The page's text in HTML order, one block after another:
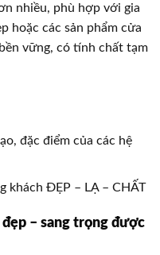
nhiều, phù hợp với gia
hoặc các sản phẩm cửa
vững, có tính chất tạm
đặc điểm của các hệ
khách ĐẸP – LẠ – CHẤT
– sang trọng được